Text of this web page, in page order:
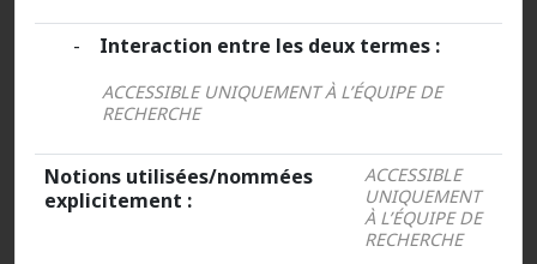
- Interaction entre les deux termes :
ACCESSIBLE UNIQUEMENT À L’ÉQUIPE DE
RECHERCHE
Notions utilisées/nommées
explicitement :
ACCESSIBLE
UNIQUEMENT
À L’ÉQUIPE DE
RECHERCHE